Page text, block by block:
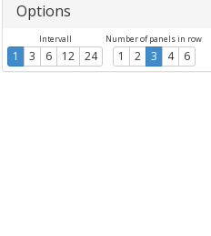
Options
Intervall
1 3 6 12 24
Number of panels in row
1 2 3 4 6